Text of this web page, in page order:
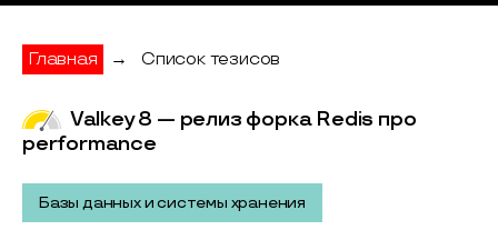
Главная → Список тезисов
Valkey 8 — релиз форка Redis про
performance
Базы данных и системы хранения